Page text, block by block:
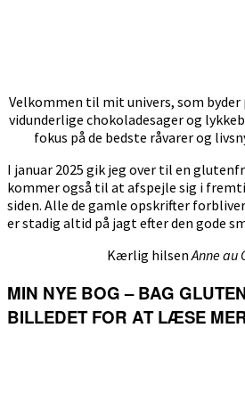
Velkommen til mit univers, som byder
vidunderlige chokoladesager og
fokus på de bedste råvarer og
I januar 2025 gik jeg over til en
kommer også til at afspejle sig i
siden. Alle de gamle opskrifter
er stadig altid på jagt efter den gode
Kærlig hilsenAnne au
MIN NYE BOG – BAG
BILLEDET FOR AT LÆSE